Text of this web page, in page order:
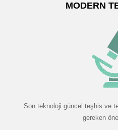
MODERN
Son teknoloji güncel teşhis ve
gereken